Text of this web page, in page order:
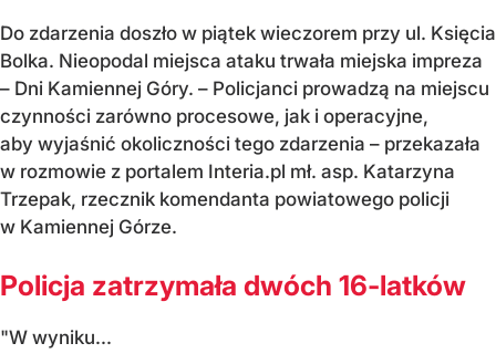
Do zdarzenia doszło w piątek wieczorem przy ul. Księcia
Bolka. Nieopodal miejsca ataku trwała miejska impreza
– Dni Kamiennej Góry. – Policjanci prowadzą na miejscu
czynności zarówno procesowe, jak i operacyjne,
aby wyjaśnić okoliczności tego zdarzenia – przekazała
w rozmowie z portalem Interia.pl mł. asp. Katarzyna
Trzepak, rzecznik komendanta powiatowego policji
w Kamiennej Górze.
Policja zatrzymała dwóch 16-latków
"W wyniku...